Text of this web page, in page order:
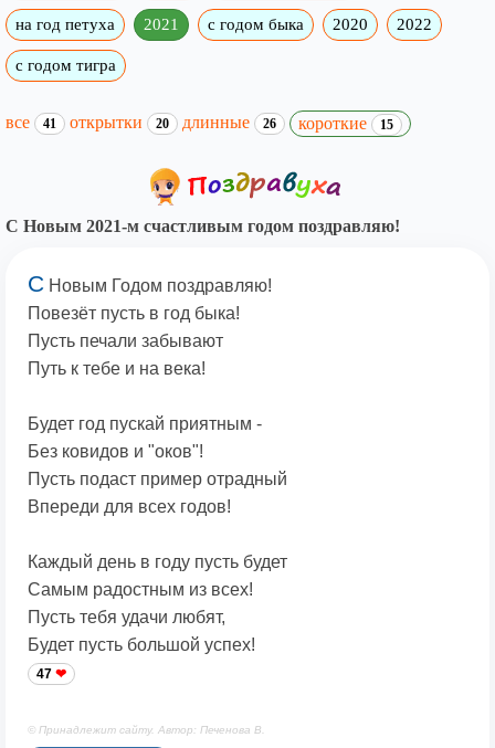
на год петуха 2021 с годом быка 2020 2022
с годом тигра
все 41 открытки 20 длинные 26 короткие 15
С Новым 2021-м счастливым годом поздравляю!
С Новым Годом поздравляю!
Повезёт пусть в год быка!
Пусть печали забывают
Путь к тебе и на века!
Будет год пускай приятным -
Без ковидов и "оков"!
Пусть подаст пример отрадный
Впереди для всех годов!
Каждый день в году пусть будет
Самым радостным из всех!
Пусть тебя удачи любят,
Будет пусть большой успех!
47
© Принадлежит сайту. Автор: Печенова В.